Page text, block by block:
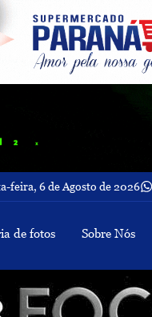
feira, 6 de Agosto de 2026
de fotos Sobre Nós